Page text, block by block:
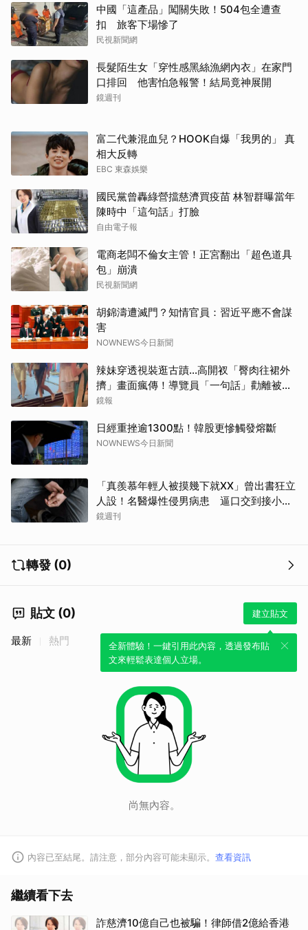
中國「這產品」闖關失敗！504包全遭查
扣 旅客下場慘了
民視新聞網
長髮陌生女「穿性感黑絲漁網內衣」在家門
口排回 他害怕急報警！結局竟神展開
鏡週刊
富二代兼混血兒？HOOK自爆「我男的」 真
相大反轉
EBC 東森娛樂
國民黨曾轟綠營擋慈濟買疫苗 林智群曝當年
陳時中「這句話」打臉
自由電子報
電商老闆不倫女主管！正宮翻出「超色道具
包」崩潰
民視新聞網
胡錦濤遭滅門？知情官員：習近平應不會謀
害
NOWNEWS今日新聞
辣妹穿透視裝逛古蹟…高開衩「臀肉往裙外
擠」畫面瘋傳！導覽員「一句話」勸離被狂
讚
鏡報
日經重挫逾1300點！韓股更慘觸發熔斷
NOWNEWS今日新聞
「真羨慕年輕人被摸幾下就XX」曾出書狂立
人設！名醫爆性侵男病患 逼口交到接小孩
鬧鐘響才停
鏡週刊
轉發 (0)
貼文 (0) 建立貼文
全新體驗！一鍵引用此內容，透過發布貼
文來輕鬆表達個人立場。
最新 熱門
尚無內容。
內容已至結尾。請注意，部分內容可能未顯示。 查看資訊
繼續看下去
詐慈濟10億自己也被騙！律師借2億給香港